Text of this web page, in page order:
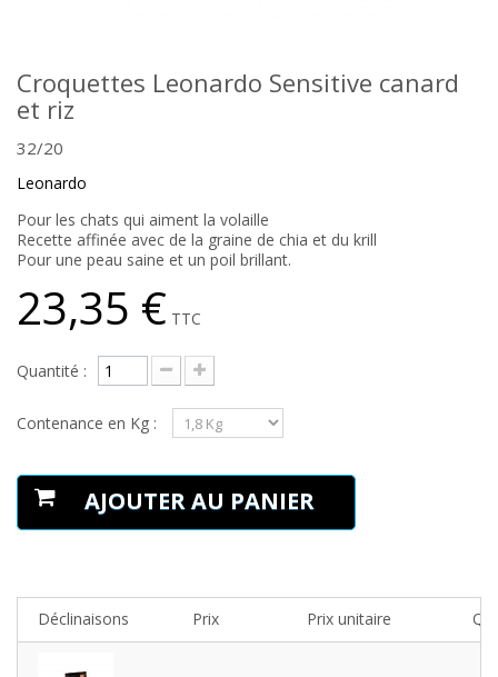
Croquettes Leonardo Sensitive canard
et riz
32/20
Leonardo
Pour les chats qui aiment la volaille
Recette affinée avec de la graine de chia et du krill
Pour une peau saine et un poil brillant.
23,35 € TTC
Quantité :
Contenance en Kg :
AJOUTER AU PANIER
Déclinaisons Prix Prix unitaire